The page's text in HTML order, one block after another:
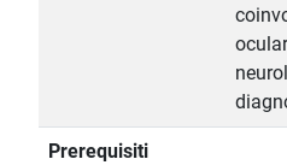
Prerequisiti